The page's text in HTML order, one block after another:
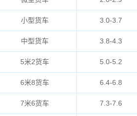
小型货车 3.0-3.7
中型货车 3.8-4.3
5米2货车 5.0-5.2
6米8货车 6.4-6.8
7米6货车 7.3-7.6